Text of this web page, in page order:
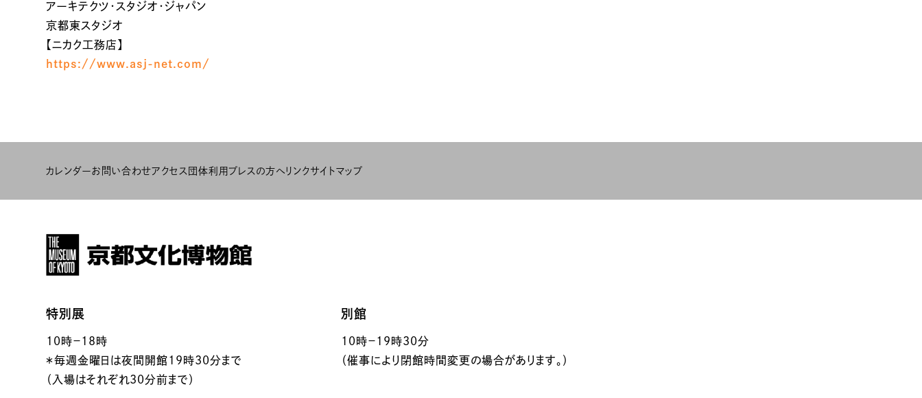
アーキテクツ･スタジオ･ジャパン
京都東スタジオ
【ニカク工務店】
https://www.asj-net.com/
カレンダーお問い合わせアクセス 団体利用 プレスの方へリンクサイトマップ
特別展
10時－18時
＊毎週金曜日は夜間開館19時30分まで
（入場はそれぞれ30分前まで）
別館
10時－19時30分
（催事により閉館時間変更の場合があります。）